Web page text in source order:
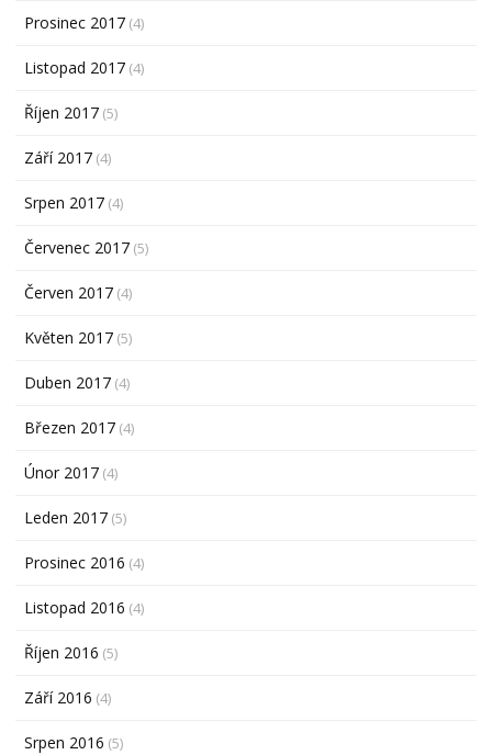
Prosinec 2017 (4)
Listopad 2017 (4)
Říjen 2017 (5)
Září 2017 (4)
Srpen 2017 (4)
Červenec 2017 (5)
Červen 2017 (4)
Květen 2017 (5)
Duben 2017 (4)
Březen 2017 (4)
Únor 2017 (4)
Leden 2017 (5)
Prosinec 2016 (4)
Listopad 2016 (4)
Říjen 2016 (5)
Září 2016 (4)
Srpen 2016 (5)